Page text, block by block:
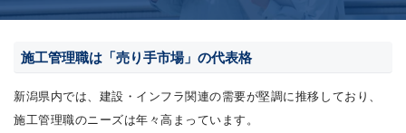
施工管理職は「売り手市場」の代表格
新潟県内では、建設・インフラ関連の需要が堅調に推移しており、
施工管理職のニーズは年々高まっています。